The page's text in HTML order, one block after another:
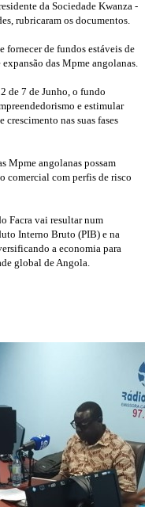
da Sociedade Kwanza -
rubricaram os documentos.
fornecer de fundos estáveis de
das Mpme angolanas.
de 7 de Junho, o fundo
e estimular
nas suas fases
Mpme angolanas possam
comercial com perfis de risco
Facra vai resultar num
Interno Bruto (PIB) e na
a economia para
global de Angola.